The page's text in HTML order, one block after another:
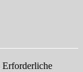
Erforderliche